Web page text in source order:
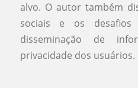
alvo. O autor também
sociais e os
disseminação de
privacidade dos usuários.